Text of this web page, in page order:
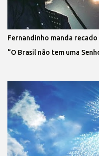
Fernandinho manda
“O Brasil não tem uma